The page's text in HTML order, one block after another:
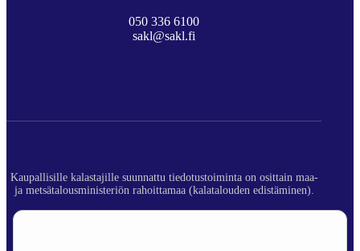
050 336 6100
sakl@sakl.fi
Kaupallisille kalastajille suunnattu tiedotustoiminta on osittain maa-
ja metsätalousministeriön rahoittamaa (kalatalouden edistäminen).